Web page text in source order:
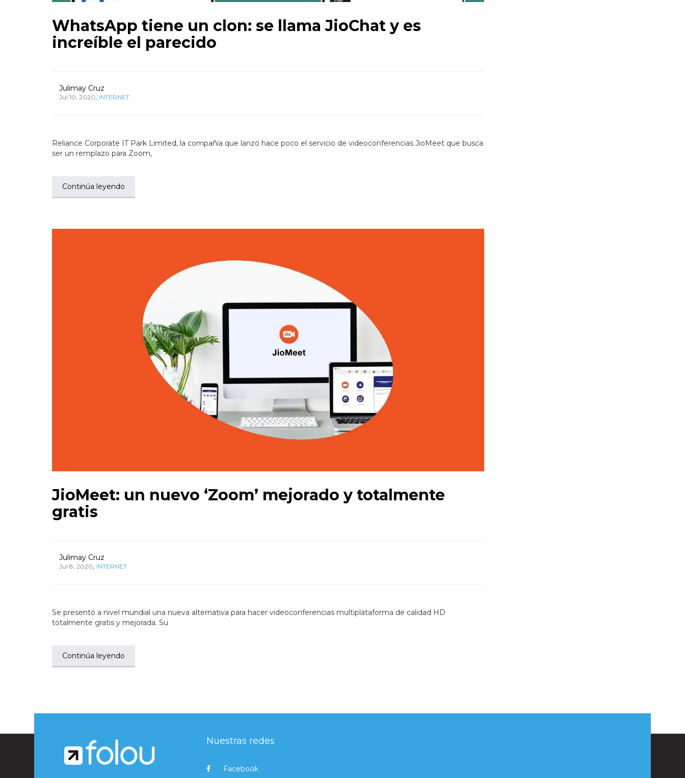
WhatsApp tiene un clon: se llama JioChat y es
increíble el parecido
Julimay Cruz
Jul 10, 2020, INTERNET
Reliance Corporate IT Park Limited, la compañía que lanzó hace poco el servicio de videoconferencias JioMeet que busca
ser un remplazo para Zoom,
Continúa leyendo
JioMeet: un nuevo ‘Zoom’ mejorado y totalmente
gratis
Julimay Cruz
Jul 8, 2020, INTERNET
Se presentó a nivel mundial una nueva alternativa para hacer videoconferencias multiplataforma de calidad HD
totalmente gratis y mejorada. Su
Continúa leyendo
Nuestras redes
Facebook